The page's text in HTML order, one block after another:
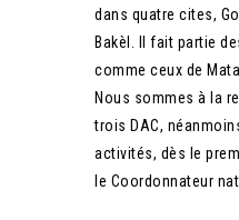
dans quatre cites,
Bakèl. Il fait partie
comme ceux de
Nous sommes à la
trois DAC,
activités, dès le
le Coordonnateur